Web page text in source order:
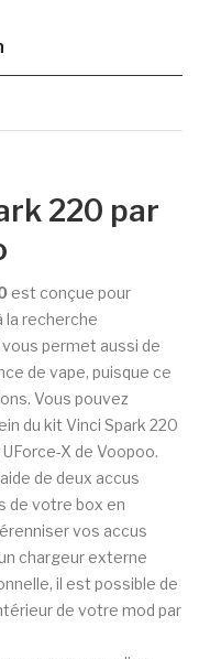
220 par
est conçue pour
la recherche
permet aussi de
de vape, puisque ce
Vous pouvez
du kit Vinci Spark 220
X de Voopoo.
de deux accus
de votre box en
vos accus
chargeur externe
il est possible de
de votre mod par